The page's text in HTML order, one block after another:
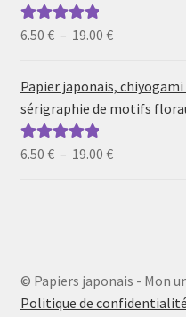
19.00 €
Note5.00sur
6.50 € – 19.00 €Plage
prix :
6.50 €
19.00 €
Papier japonais,
sérigraphie de motifs
Note5.00sur
6.50 € – 19.00 €Plage
© Papiers japonais - Mon
Politique de confidentialité